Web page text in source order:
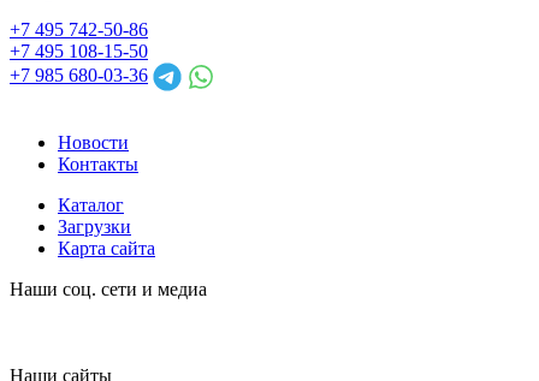
+7 495 742-50-86
+7 495 108-15-50
+7 985 680-03-36
Новости
Контакты
Каталог
Загрузки
Карта сайта
Наши соц. сети и медиа
Наши сайты